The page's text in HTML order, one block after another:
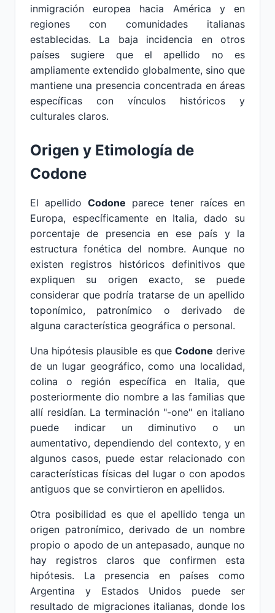
inmigración europea hacia América y en
regiones con comunidades italianas
establecidas. La baja incidencia en otros
países sugiere que el apellido no es
ampliamente extendido globalmente, sino que
mantiene una presencia concentrada en áreas
específicas con vínculos históricos y
culturales claros.
Origen y Etimología de
Codone
El apellido Codone parece tener raíces en
Europa, específicamente en Italia, dado su
porcentaje de presencia en ese país y la
estructura fonética del nombre. Aunque no
existen registros históricos definitivos que
expliquen su origen exacto, se puede
considerar que podría tratarse de un apellido
toponímico, patronímico o derivado de
alguna característica geográfica o personal.
Una hipótesis plausible es que Codone derive
de un lugar geográfico, como una localidad,
colina o región específica en Italia, que
posteriormente dio nombre a las familias que
allí residían. La terminación "-one" en italiano
puede indicar un diminutivo o un
aumentativo, dependiendo del contexto, y en
algunos casos, puede estar relacionado con
características físicas del lugar o con apodos
antiguos que se convirtieron en apellidos.
Otra posibilidad es que el apellido tenga un
origen patronímico, derivado de un nombre
propio o apodo de un antepasado, aunque no
hay registros claros que confirmen esta
hipótesis. La presencia en países como
Argentina y Estados Unidos puede ser
resultado de migraciones italianas, donde los